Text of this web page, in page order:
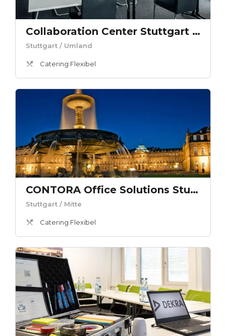
Collaboration Center Stuttgart - Raum 04
Stuttgart / Umland
Catering Flexibel
CONTORA Office Solutions Stuttgart Kronprinzenpalais Tagesbüro
Stuttgart / Mitte
Catering Flexibel